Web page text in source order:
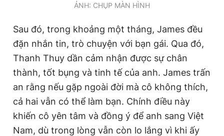
ẢNH: CHỤP MÀN HÌNH
Sau đó, trong khoảng một tháng, James đều
đặn nhắn tin, trò chuyện với bạn gái. Qua đó,
Thanh Thuy dần cảm nhận được sự chân
thành, tốt bụng và tinh tế của anh. James trấn
an rằng nếu gặp ngoài đời mà cô không thích,
cả hai vẫn có thể làm bạn. Chính điều này
khiến cô yên tâm và đồng ý để anh sang Việt
Nam, dù trong lòng vẫn còn lo lắng vì khi ấy